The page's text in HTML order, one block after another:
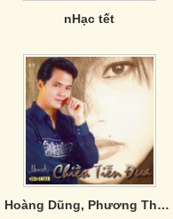
nHạc tết
Hoàng Dũng, Phương Thanh, Chế Thanh - Chiều Tiễn Đưa